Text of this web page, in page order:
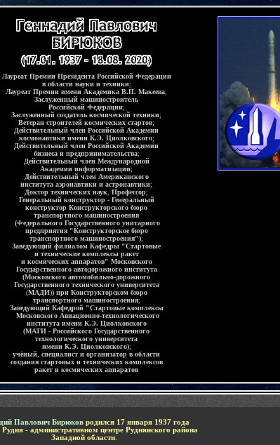
Лауреат Премии Президента Российской Федерации
в области науки и техники;
Лауреат Премии имени Академика В.П. Макеева;
Заслуженный машиностроитель
Российской Федерации;
Заслуженный создатель космической техники;
Ветеран строителей космических стартов;
Действительный член Российской Академии
космонавтики имени К.Э. Циолковского;
Действительный член Российской Академии
бизнеса и предпринимательства;
Действительный член Международной
Академии информатизации;
Действительный член Американского
института аэронавтики и астронавтики;
Доктор технических наук Профессор;
Генеральный конструктор - Генеральный
конструктор Конструкторского бюро
транспортного машиностроения
(Федерального Государственного унитарного
предприятия "Конструкторское бюро
транспортного машиностроения");
Заведующий филиалом Кафедры "Стартовые
и технические комплексы ракет
и космических аппаратов" Московского
Государственного автодорожного института
(Московского автомобильно-дорожного
Государственного технического университета
(МАДИ)) при Конструкторском бюро
транспортного машиностроения;
Заведующий Кафедрой "Стартовые комплексы
Московского Авиационно-технологического
института имени К.Э. Циолковского
(МАТИ - Российского Государственного
технологического университета
имени К.Э. Циолковского);
учёный специалист и организатор в области
создания стартовых и технических комплексов
ракет и космических аппаратов
Павлович Бирюков родился 17 января 1937 года
Рудня - административном центре Руднянского района
Западной области.